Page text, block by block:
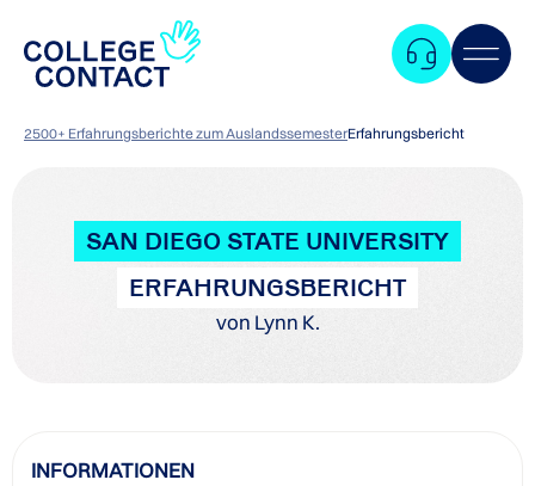
2500+ Erfahrungsberichte zum AuslandssemesterErfahrungsbericht
SAN DIEGO STATE UNIVERSITY
ERFAHRUNGSBERICHT
von Lynn K.
INFORMATIONEN